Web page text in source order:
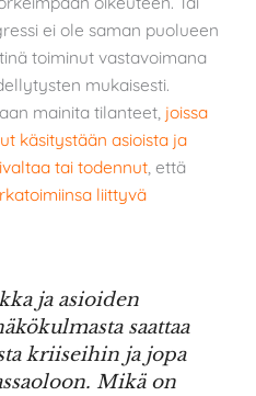
ei ole saman puolueen
toiminut vastavoimana
mukaisesti.
mainita tilanteet, joissa
käsitystään asioista ja
tai todennut, että
liittyvä
ja asioiden
saattaa
kriiseihin ja jopa
Mikä on